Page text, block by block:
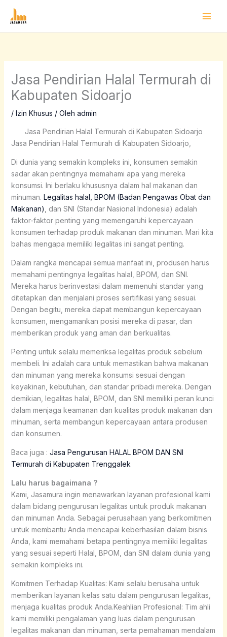
Jasa Pendirian Halal Termurah di
Kabupaten Sidoarjo
/ Izin Khusus / Oleh admin
Jasa Pendirian Halal Termurah di Kabupaten Sidoarjo
Jasa Pendirian Halal Termurah di Kabupaten Sidoarjo,
Di dunia yang semakin kompleks ini, konsumen semakin
sadar akan pentingnya memahami apa yang mereka
konsumsi. Ini berlaku khususnya dalam hal makanan dan
minuman. Legalitas halal, BPOM (Badan Pengawas Obat dan
Makanan) , dan SNI (Standar Nasional Indonesia) adalah
faktor-faktor penting yang memengaruhi kepercayaan
konsumen terhadap produk makanan dan minuman. Mari kita
bahas mengapa memiliki legalitas ini sangat penting.
Dalam rangka mencapai semua manfaat ini, produsen harus
memahami pentingnya legalitas halal, BPOM, dan SNI.
Mereka harus berinvestasi dalam memenuhi standar yang
ditetapkan dan menjalani proses sertifikasi yang sesuai.
Dengan begitu, mereka dapat membangun kepercayaan
konsumen, mengamankan posisi mereka di pasar, dan
memberikan produk yang aman dan berkualitas.
Penting untuk selalu memeriksa legalitas produk sebelum
membeli. Ini adalah cara untuk memastikan bahwa makanan
dan minuman yang mereka konsumsi sesuai dengan
keyakinan, kebutuhan, dan standar pribadi mereka. Dengan
demikian, legalitas halal, BPOM, dan SNI memiliki peran kunci
dalam menjaga keamanan dan kualitas produk makanan dan
minuman, serta membangun kepercayaan antara produsen
dan konsumen.
Baca juga : Jasa Pengurusan HALAL BPOM DAN SNI
Termurah di Kabupaten Trenggalek
Lalu harus bagaimana ?
Kami, Jasamura ingin menawarkan layanan profesional kami
dalam bidang pengurusan legalitas untuk produk makanan
dan minuman Anda. Sebagai perusahaan yang berkomitmen
untuk membantu Anda mencapai keberhasilan dalam bisnis
Anda, kami memahami betapa pentingnya memiliki legalitas
yang sesuai seperti Halal, BPOM, dan SNI dalam dunia yang
semakin kompleks ini.
Komitmen Terhadap Kualitas: Kami selalu berusaha untuk
memberikan layanan kelas satu dalam pengurusan legalitas,
menjaga kualitas produk Anda.Keahlian Profesional: Tim ahli
kami memiliki pengalaman yang luas dalam pengurusan
legalitas makanan dan minuman, serta pemahaman mendalam